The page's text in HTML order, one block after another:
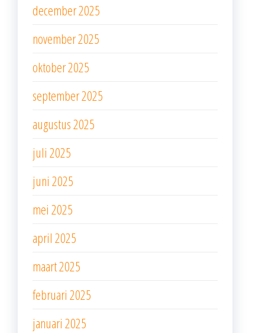
december 2025
november 2025
oktober 2025
september 2025
augustus 2025
juli 2025
juni 2025
mei 2025
april 2025
maart 2025
februari 2025
januari 2025